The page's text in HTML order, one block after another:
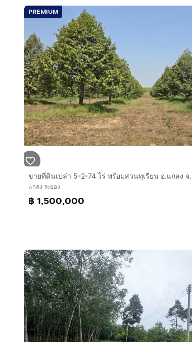
- แปลง1: ที่ดิน + สวนทุเรียน 210 ตร.ว. = 1.1 ลบ.
- แปลง2: ขายแล้ว
- แปลง3: ที่ดิน + สวนทุเรียน + บ้านสำเร็จรูป
- แปลง4: ที่ดิน + สวนทุเรียน 223 ตร.ว. = 1.2 ล
- แปลง5: ที่ดิน + สวนทุเรียน 210 ตร.ว. = 1.1 ล
- แปลง6: ที่ดิน + สวนทุเรียน 227 ตร.ว. = 1.2 ล
👉เพิ่มทางเลือกทั้ง เงินสด / ผ่อนธนาคาร / จด
👉พร้อมถนนสาธารณะใช้ร่วมกัน ที่กึ่งกลางแป
👉พื้นที่ใกล้เคียง
- รพ.วังจันทร์ (5นาที)
- วัดบ้านดอนสำราญ (7นาที)
- เซเว่น อิเลเว่น (10นาที)
- อ่างเก็บน้ำประแสร์ (25นาที)
- รร.กำเนิดวิทย์ (30นาที)
กดเพื่อดูเบอร์โทร xxxxxx441คุณเชน (Th/En)
Feel fee to call
พิกัดที่ดิน (google map) 12°50'07.0"N
For Eng
More detail Feel fee to call
PREMIUM
ขายที่ดินเปล่า 5-2-74 ไร่ พร้อมสวนทุเรียน อ.แกลง จ.
แกลง ระยอง
฿ 1,500,000